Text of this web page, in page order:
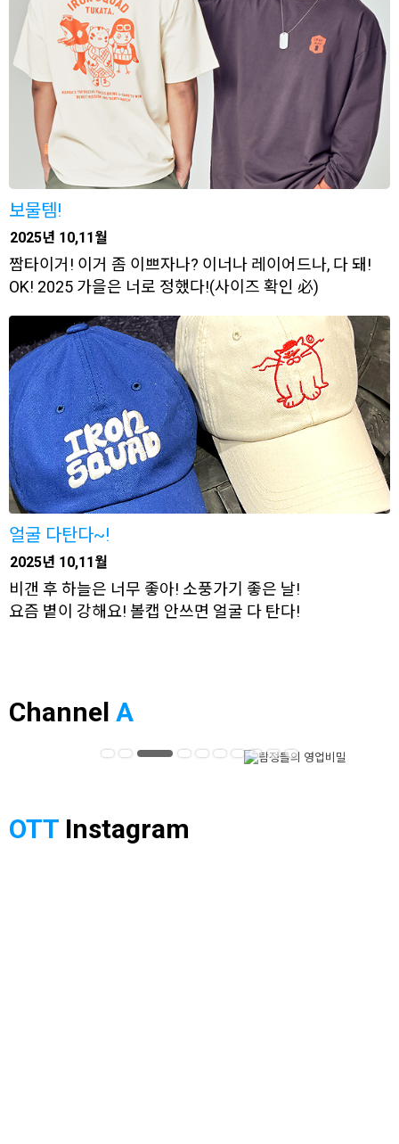
보물템!
2025년 10,11월
짬타이거! 이거 좀 이쁘자나? 이너나 레이어드나, 다 돼!
OK! 2025 가을은 너로 정했다!(사이즈 확인 必)
얼굴 다탄다~!
2025년 10,11월
비갠 후 하늘은 너무 좋아! 소풍가기 좋은 날!
요즘 볕이 강해요! 볼캡 안쓰면 얼굴 다 탄다!
Channel A
OTT Instagram